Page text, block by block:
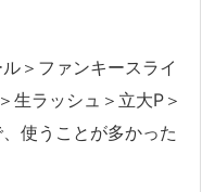
＞ファンキースライ
生ラッシュ＞立大P＞
使うことが多かった